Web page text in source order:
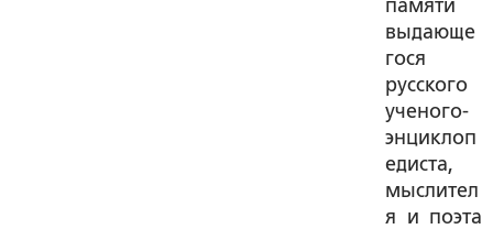
памяти
выдающе
гося
русского
ученого-
энциклоп
едиста,
мыслител
я и поэта